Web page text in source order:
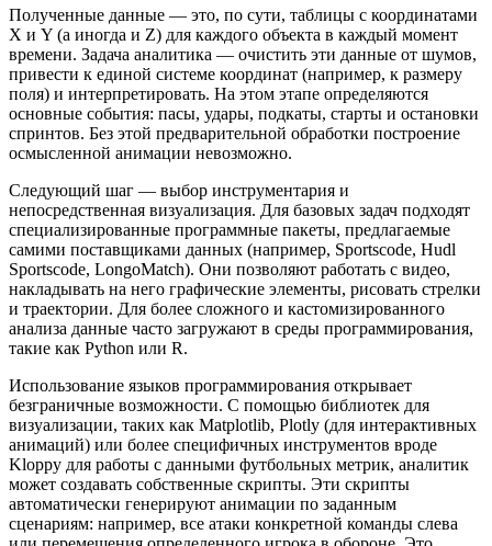
Полученные данные — это, по сути, таблицы с координатами
X и Y (а иногда и Z) для каждого объекта в каждый момент
времени. Задача аналитика — очистить эти данные от шумов,
привести к единой системе координат (например, к размеру
поля) и интерпретировать. На этом этапе определяются
основные события: пасы, удары, подкаты, старты и остановки
спринтов. Без этой предварительной обработки построение
осмысленной анимации невозможно.
Следующий шаг — выбор инструментария и
непосредственная визуализация. Для базовых задач подходят
специализированные программные пакеты, предлагаемые
самими поставщиками данных (например, Sportscode, Hudl
Sportscode, LongoMatch). Они позволяют работать с видео,
накладывать на него графические элементы, рисовать стрелки
и траектории. Для более сложного и кастомизированного
анализа данные часто загружают в среды программирования,
такие как Python или R.
Использование языков программирования открывает
безграничные возможности. С помощью библиотек для
визуализации, таких как Matplotlib, Plotly (для интерактивных
анимаций) или более специфичных инструментов вроде
Kloppy для работы с данными футбольных метрик, аналитик
может создавать собственные скрипты. Эти скрипты
автоматически генерируют анимации по заданным
сценариям: например, все атаки конкретной команды слева